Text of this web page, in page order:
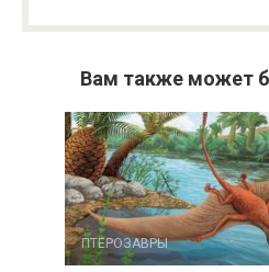
Вам также может
ПТЕРОЗАВРЫ